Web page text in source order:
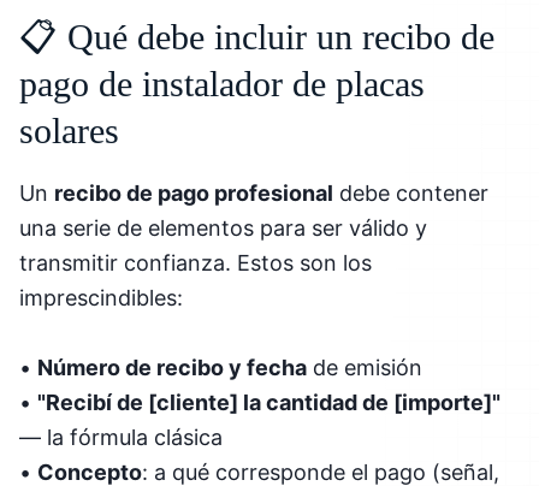
📋 Qué debe incluir un recibo de
pago de instalador de placas
solares
Un recibo de pago profesional debe contener
una serie de elementos para ser válido y
transmitir confianza. Estos son los
imprescindibles:
• Número de recibo y fecha de emisión
• "Recibí de [cliente] la cantidad de [importe]"
— la fórmula clásica
• Concepto: a qué corresponde el pago (señal,